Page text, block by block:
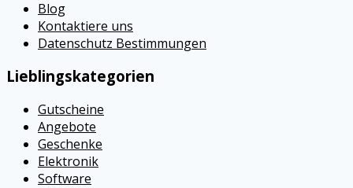
Blog
Kontaktiere uns
Datenschutz Bestimmungen
Lieblingskategorien
Gutscheine
Angebote
Geschenke
Elektronik
Software